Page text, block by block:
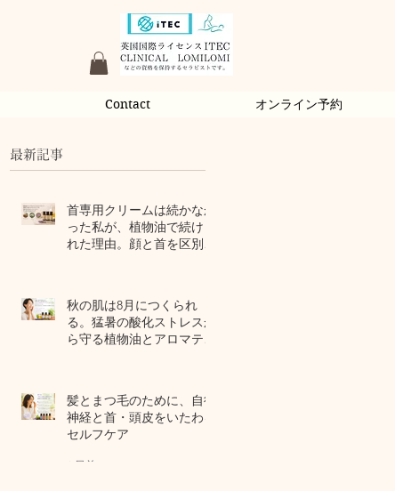
Contact オンライン予約
最新記事
首専用クリームは続かなか
った私が、植物油で続けら
れた理由。顔と首を区別し
秋の肌は8月につくられ
る。猛暑の酸化ストレスか
ら守る植物油とアロマテラ
髪とまつ毛のために、自律
神経と首・頭皮をいたわる
セルフケア
6 日前